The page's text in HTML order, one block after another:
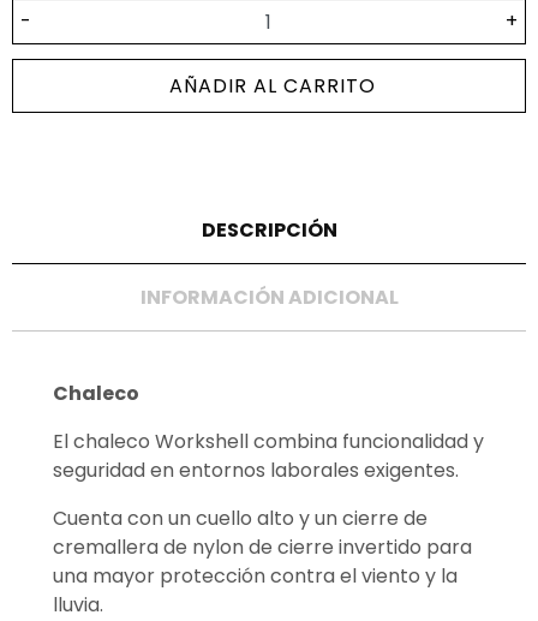
- +
AÑADIR AL CARRITO
DESCRIPCIÓN
INFORMACIÓN ADICIONAL
Chaleco
El chaleco Workshell combina funcionalidad y
seguridad en entornos laborales exigentes.
Cuenta con un cuello alto y un cierre de
cremallera de nylon de cierre invertido para
una mayor protección contra el viento y la
lluvia.